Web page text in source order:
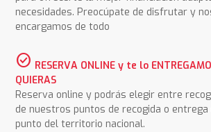
necesidades. Preocúpate de disfrutar y
encargamos de todo
check_circle RESERVA ONLINE y te lo
QUIERAS
Reserva online y podrás elegir entre
de nuestros puntos de recogida o entrega
punto del territorio nacional.